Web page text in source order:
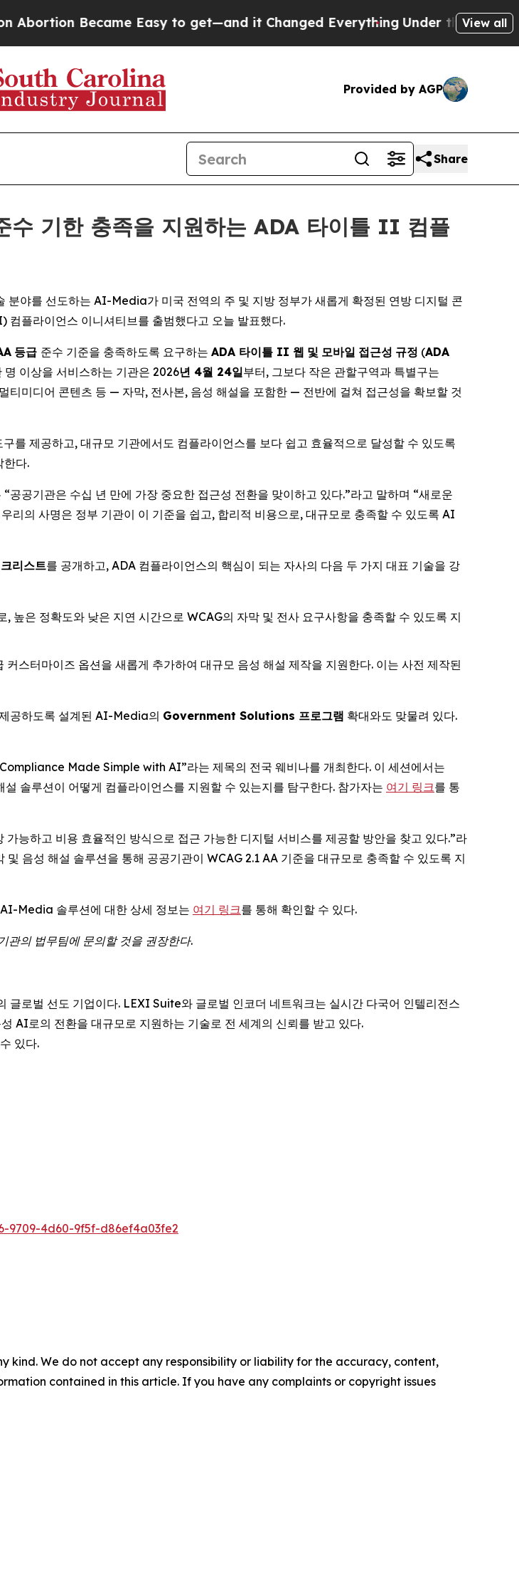
Became Easy to get—and it Changed EverythingUnder the SecondView all
Provided by AGP
Share
기한 충족을 지원하는 ADA 타이틀 II 컴플
야를 선도하는 AI-Media가 미국 전역의 주 및 지방 정부가 새롭게 확정된 연방 디지털 콘
플라이언스 이니셔티브를 출범했다고 오늘 발표했다.
등급 준수 기준을 충족하도록 요구하는 ADA 타이틀 II 웹 및 모바일 접근성 규정 (ADA
명 이상을 서비스하는 기관은 2026년 4월 24일부터, 그보다 작은 관할구역과 특별구는
티미디어 콘텐츠 등 — 자막, 전사본, 음성 해설을 포함한 — 전반에 걸쳐 접근성을 확보할 것
제공하고, 대규모 기관에서도 컴플라이언스를 보다 쉽고 효율적으로 달성할 수 있도록
한다.
“공공기관은 수십 년 만에 가장 중요한 접근성 전환을 맞이하고 있다.”라고 말하며 “새로운
의 사명은 정부 기관이 이 기준을 쉽고, 합리적 비용으로, 대규모로 충족할 수 있도록 AI
리스트를 공개하고, ADA 컴플라이언스의 핵심이 되는 자사의 다음 두 가지 대표 기술을 강
높은 정확도와 낮은 지연 시간으로 WCAG의 자막 및 전사 요구사항을 충족할 수 있도록 지
스터마이즈 옵션을 새롭게 추가하여 대규모 음성 해설 제작을 지원한다. 이는 사전 제작된
공하도록 설계된 AI-Media의 Government Solutions 프로그램 확대와도 맞물려 있다.
Made Simple with AI”라는 제목의 전국 웨비나를 개최한다. 이 세션에서는
솔루션이 어떻게 컴플라이언스를 지원할 수 있는지를 탐구한다. 참가자는 여기 링크를 통
능하고 비용 효율적인 방식으로 접근 가능한 디지털 서비스를 제공할 방안을 찾고 있다.”라
음성 해설 솔루션을 통해 공공기관이 WCAG 2.1 AA 기준을 대규모로 충족할 수 있도록 지
Media 솔루션에 대한 상세 정보는 여기 링크를 통해 확인할 수 있다.
관의 법무팀에 문의할 것을 권장한다.
로벌 선도 기업이다. LEXI Suite와 글로벌 인코더 네트워크는 실시간 다국어 인텔리전스
AI로의 전환을 대규모로 지원하는 기술로 전 세계의 신뢰를 받고 있다.
있다.
9709-4d60-9f5f-d86ef4a03fe2
kind. We do not accept any responsibility or liability for the accuracy, content,
contained in this article. If you have any complaints or copyright issues